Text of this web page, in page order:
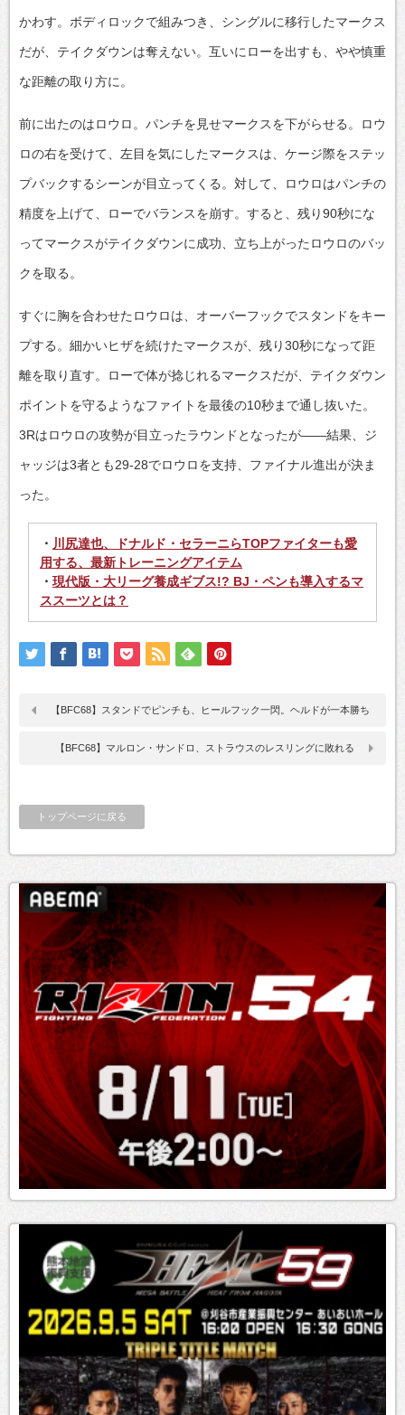
かわす。ボディロックで組みつき、シングルに移行したマークス
だが、テイクダウンは奪えない。互いにローを出すも、やや慎重
な距離の取り方に。
前に出たのはロウロ。パンチを見せマークスを下がらせる。ロウ
ロの右を受けて、左目を気にしたマークスは、ケージ際をステッ
プバックするシーンが目立ってくる。対して、ロウロはパンチの
精度を上げて、ローでバランスを崩す。すると、残り90秒にな
ってマークスがテイクダウンに成功、立ち上がったロウロのバッ
クを取る。
すぐに胸を合わせたロウロは、オーバーフックでスタンドをキー
プする。細かいヒザを続けたマークスが、残り30秒になって距
離を取り直す。ローで体が捻じれるマークスだが、テイクダウン
ポイントを守るようなファイトを最後の10秒まで通し抜いた。
3Rはロウロの攻勢が目立ったラウンドとなったが――結果、ジ
ャッジは3者とも29-28でロウロを支持、ファイナル進出が決ま
った。
・ 川尻達也、ドナルド・セラーニらTOPファイターも愛
用する、最新トレーニングアイテム
・ 現代版・大リーグ養成ギブス!? BJ・ペンも導入するマ
ススーツとは？
【BFC68】スタンドでピンチも、ヒールフック一閃。ヘルドが一本勝ち
【BFC68】マルロン・サンドロ、ストラウスのレスリングに敗れる
トップページに戻る